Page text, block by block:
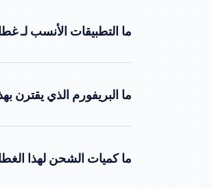
ما التطبيقات الأنسب لـ غطاء 55 ملم
ما البريفورم الذي يقترن
ما كميات الشحن لهذا